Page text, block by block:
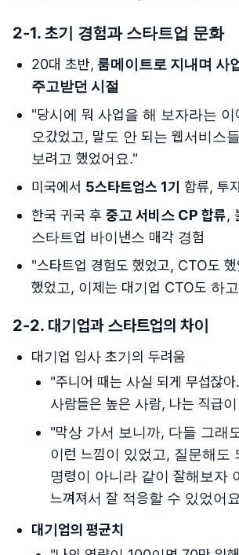
2-1. 초기 경험과 스타트업 문화
20대 초반,룸메이트로 지내며 사
주고받던 시절
"당시에 뭐 사업을 해 보자라는 이
오갔었고, 말도 안 되는 웹서비스
보려고 했었어요."
미국에서 5스타트업스 1기 합류, 투
한국 귀국 후 중고 서비스 CP 합류,
스타트업 바이낸스 매각 경험
"스타트업 경험도 했었고, CTO도
했었고, 이제는 대기업 CTO도 하
2-2. 대기업과 스타트업의 차이
대기업 입사 초기의 두려움
"주니어 때는 사실 되게 무섭잖
사람들은 높은 사람, 나는 직급
"막상 가서 보니까, 다들 그래
이런 느낌이 있었고, 질문해도
명령이 아니라 같이 잘해보자
느껴져서 잘 적응할 수 있었어
대기업의 평균치